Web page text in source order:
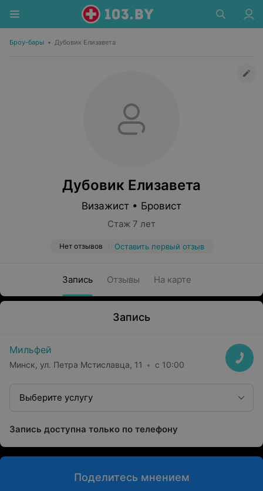
Броу-бары • Дубовик Елизавета
Дубовик Елизавета
Визажист • Бровист
Стаж 7 лет
Нет отзывов Оставить первый отзыв
Запись Отзывы На карте
Запись
Мильфей
Минск, ул. Петра Мстиславца, 11 с 10:00
Выберите услугу
Запись доступна только по телефону
Поделитесь мнением